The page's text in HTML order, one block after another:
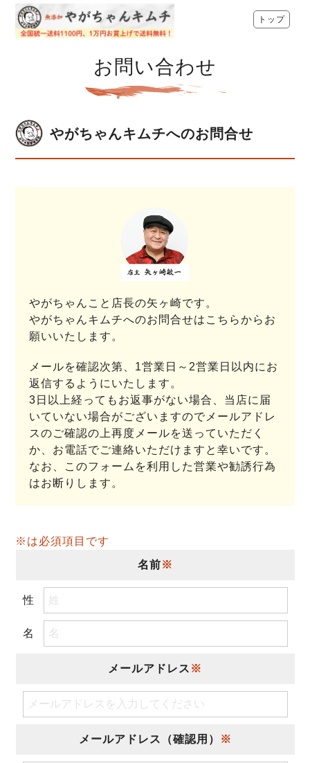
トップ
お問い合わせ
やがちゃんキムチへのお問合せ
やがちゃんこと店長の矢ヶ崎です。
やがちゃんキムチへのお問合せはこちらからお
願いいたします。
メールを確認次第、1営業日～2営業日以内にお
返信するようにいたします。
3日以上経ってもお返事がない場合、当店に届
いていない場合がございますのでメールアドレ
スのご確認の上再度メールを送っていただく
か、お電話でご連絡いただけますと幸いです。
なお、このフォームを利用した営業や勧誘行為
はお断りします。
※は必須項目です
名前※
性
名
メールアドレス ※
メールアドレス（確認用） ※